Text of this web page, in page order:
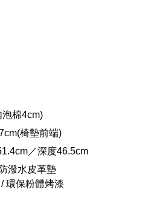
棉4cm)
椅墊前端)
／深度46.5cm
潑水皮革墊
粉體烤漆